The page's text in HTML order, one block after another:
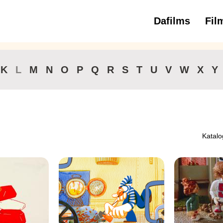
Dafilms 3
K L M N O P Q R S T U V W X Y